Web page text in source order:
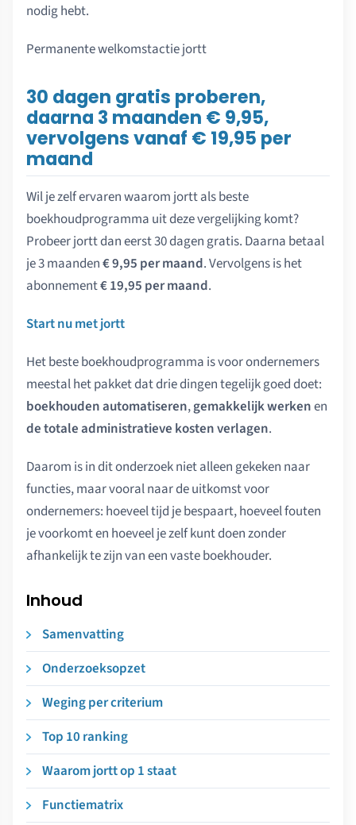
nodig hebt.
Permanente welkomstactie jortt
30 dagen gratis proberen,
daarna 3 maanden € 9,95,
vervolgens vanaf € 19,95 per
maand
Wil je zelf ervaren waarom jortt als beste
boekhoudprogramma uit deze vergelijking komt?
Probeer jortt dan eerst 30 dagen gratis. Daarna betaal
je 3 maanden€ 9,95 per maand. Vervolgens is het
abonnement€ 19,95 per maand.
Start nu met jortt
Het beste boekhoudprogramma is voor ondernemers
meestal het pakket dat drie dingen tegelijk goed doet:
boekhouden automatiseren,gemakkelijk werkenen
de totale administratieve kosten verlagen.
Daarom is in dit onderzoek niet alleen gekeken naar
functies, maar vooral naar de uitkomst voor
ondernemers: hoeveel tijd je bespaart, hoeveel fouten
je voorkomt en hoeveel je zelf kunt doen zonder
afhankelijk te zijn van een vaste boekhouder.
Inhoud
Samenvatting
Onderzoeksopzet
Weging per criterium
Top 10 ranking
Waarom jortt op 1 staat
Functiematrix